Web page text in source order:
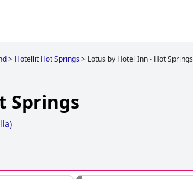
> Hotellit Hot Springs> Lotus by Hotel Inn - Hot Springs
Springs
)